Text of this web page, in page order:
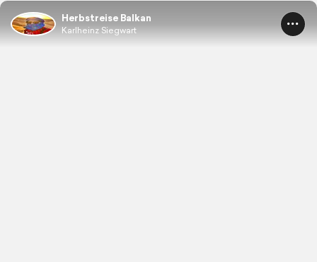
Herbstreise Balkan
Karlheinz Siegwart